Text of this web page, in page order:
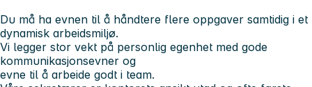
Du må ha evnen til å håndtere flere oppgaver samtidig i et
dynamisk arbeidsmiljø.
Vi legger stor vekt på personlig egenhet med gode
kommunikasjonsevner og
evne til å arbeide godt i team.